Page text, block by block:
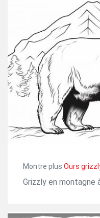
Montre plus Ours
Grizzly en montagne